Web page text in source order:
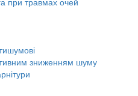
зниженням шуму